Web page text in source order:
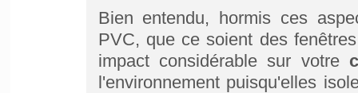
Bien entendu, hormis ces
PVC, que ce soient des
impact considérable sur votre
l'environnement puisqu'elles